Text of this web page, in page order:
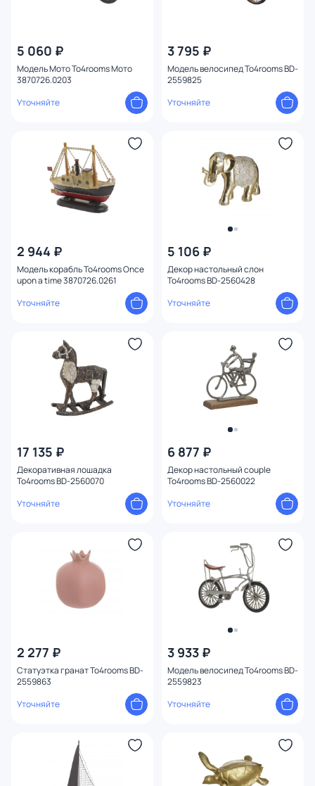
5 060 ₽
Модель Мото To4rooms Мото
3870726.0203
Уточняйте
3 795 ₽
Модель велосипед To4rooms BD-
2559825
Уточняйте
2 944 ₽
Модель корабль To4rooms Once
upon a time 3870726.0261
Уточняйте
5 106 ₽
Декор настольный слон
To4rooms BD-2560428
Уточняйте
17 135 ₽
Декоративная лошадка
To4rooms BD-2560070
Уточняйте
6 877 ₽
Декор настольный couple
To4rooms BD-2560022
Уточняйте
2 277 ₽
Статуэтка гранат To4rooms BD-
2559863
Уточняйте
3 933 ₽
Модель велосипед To4rooms BD-
2559823
Уточняйте